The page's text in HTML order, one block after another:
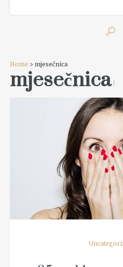
Home > mjesečnica
mjesečnica1
READ